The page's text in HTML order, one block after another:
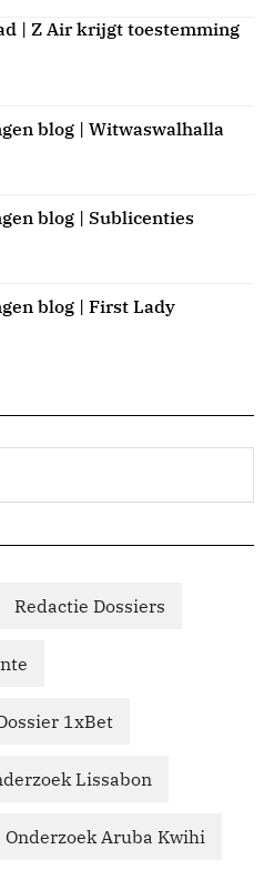
| Z Air krijgt toestemming
blog | Witwaswalhalla
blog | Sublicenties
blog | First Lady
Redactie Dossiers
1xBet
Lissabon
Onderzoek Aruba Kwihi